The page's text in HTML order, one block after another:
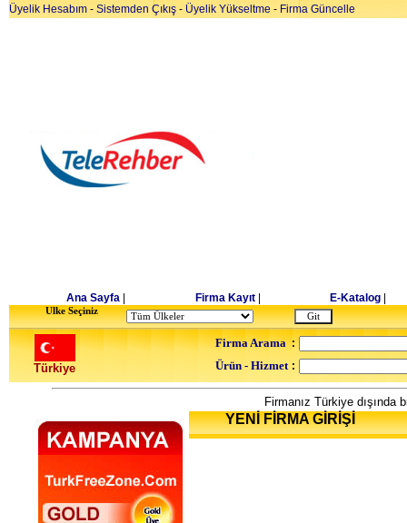
Üyelik Hesabım - Sistemden Çıkış - Üyelik Yükseltme - Firma Güncelle
Ana Sayfa Firma Kayıt E-Katalog|
Ulke Seçiniz
Türkiye
Firma Arama :
Ürün - Hizmet :
Firmanız Türkiye
YENİ FİRMA GİRİŞİ